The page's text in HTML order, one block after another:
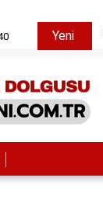
Yeni